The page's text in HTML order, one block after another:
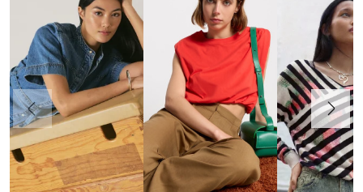
Předchozí Další